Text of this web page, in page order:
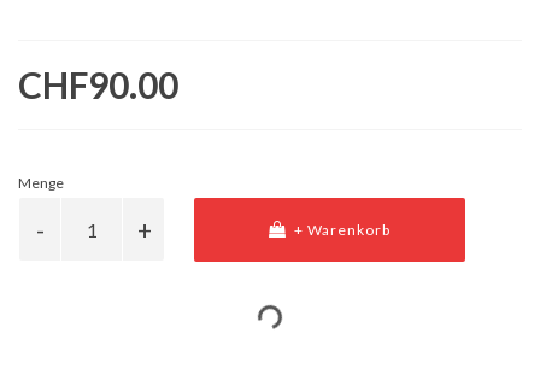
CHF90.00
Menge
+ Warenkorb